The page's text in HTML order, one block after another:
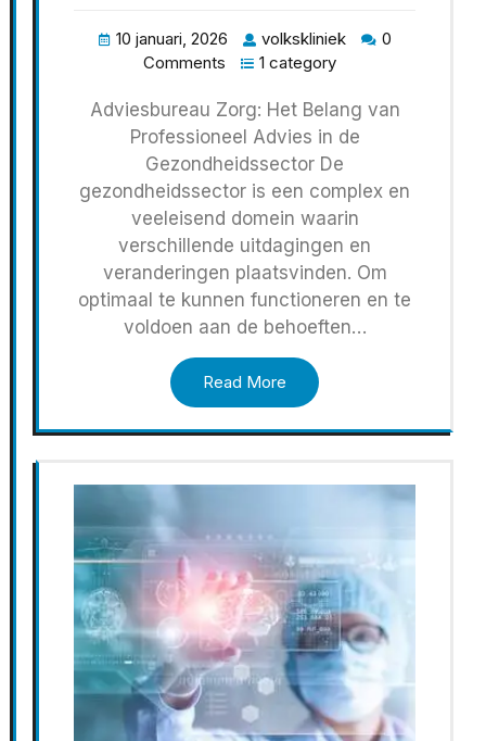
10 januari, 2026 volkskliniek
0
Comments
1 category
Adviesbureau Zorg: Het Belang van
Professioneel Advies in de
Gezondheidssector De
gezondheidssector is een complex en
veeleisend domein waarin
verschillende uitdagingen en
veranderingen plaatsvinden. Om
optimaal te kunnen functioneren en te
voldoen aan de behoeften…
Read More